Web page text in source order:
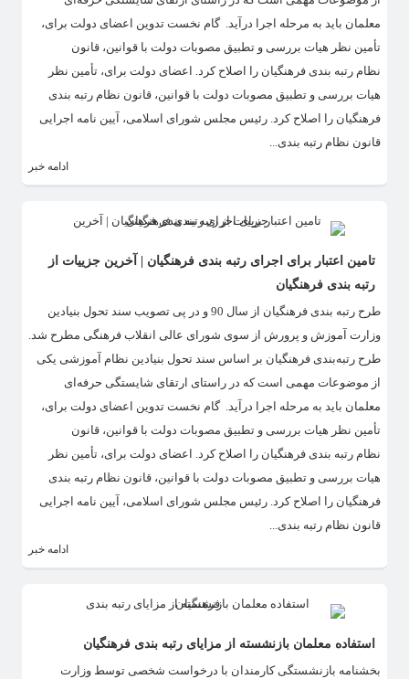
معلمان باید به مرحله اجرا درآید. گام نخست تدوین اعضای دولت برای،
تأمین نظر هیات بررسی و تطبیق مصوبات دولت با قوانین، قانون
نظام رتبه بندی فرهنگیان را اصلاح کرد. اعضای دولت برای، تأمین نظر
هیات بررسی و تطبیق مصوبات دولت با قوانین، قانون نظام رتبه بندی
فرهنگیان را اصلاح کرد. رئیس مجلس شورای اسلامی، آیین نامه اجرایی
قانون نظام رتبه بندی...
ادامه خبر
تامین اعتبار برای اجرای رتبه بندی فرهنگیان | آخرین جزییات از
رتبه بندی فرهنگیان
طرح رتبه بندی فرهنگیان از سال 90 و در پی تصویب سند تحول بنیادین
وزارت آموزش و پرورش از سوی شورای عالی انقلاب فرهنگی مطرح شد.
طرح رتبه‌بندی فرهنگیان بر اساس سند تحول بنیادین نظام آموزشی یکی
از موضوعات مهمی است که در راستای ارتقای شایستگی حرفه‌ای
معلمان باید به مرحله اجرا درآید. گام نخست تدوین اعضای دولت برای،
تأمین نظر هیات بررسی و تطبیق مصوبات دولت با قوانین، قانون
نظام رتبه بندی فرهنگیان را اصلاح کرد. اعضای دولت برای، تأمین نظر
هیات بررسی و تطبیق مصوبات دولت با قوانین، قانون نظام رتبه بندی
فرهنگیان را اصلاح کرد. رئیس مجلس شورای اسلامی، آیین نامه اجرایی
قانون نظام رتبه بندی...
ادامه خبر
استفاده معلمان بازنشسته از مزایای رتبه بندی فرهنگیان
بخشنامه بازنشستگی کارمندان با درخواست شخصی توسط وزارت